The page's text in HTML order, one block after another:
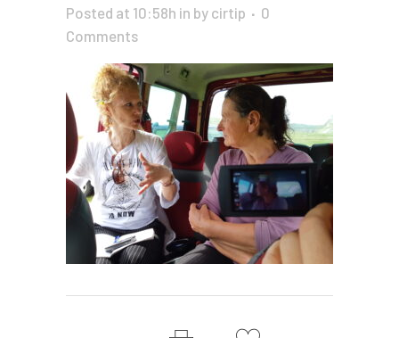
Posted at 10:58h in by cirtip
0
Comments